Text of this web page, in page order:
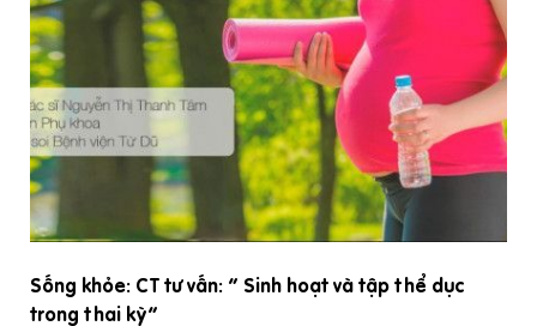
Sống khỏe: CT tư vấn: “ Sinh hoạt và tập thể dục
trong thai kỳ”